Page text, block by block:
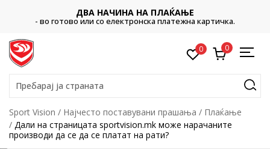
ДВА НАЧИНА НА ПЛАЌАЊЕ
- во готово или со електронска платежна картичка.
0 0
Пребарај ја страната
Sport Vision Најчестo поставувани прашања
Плаќање
Дали на страницата sportvision.mk може нарачаните
производи да се да се платат на рати?